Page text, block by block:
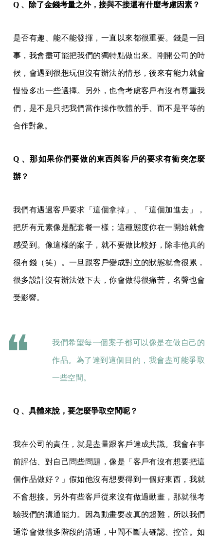
Q 、除了金錢考量之外，接與不接還有什麼考慮因素？
是否有趣、能不能發揮，一直以來都很重要。錢是一回
事，我會盡可能把我們的獨特點做出來。剛開公司的時
候，會遇到很想玩但沒有辦法的情形，後來有能力就會
慢慢多出一些選擇。另外，也會考慮客戶有沒有尊重我
們，是不是只把我們當作操作軟體的手、而不是平等的
合作對象。
Q 、那如果你們要做的東西與客戶的要求有衝突怎麼
辦？
我們有遇過客戶要求「這個拿掉」、「這個加進去」，
把所有元素像是配套餐一樣；這種態度你在一開始就會
感受到。像這樣的案子，就不要做比較好，除非他真的
很有錢（笑）。一旦跟客戶變成對立的狀態就會很累，
很多設計沒有辦法做下去，你會做得很痛苦，名聲也會
受影響。
我們希望每一個案子都可以像是在做自己的
作品。為了達到這個目的，我會盡可能爭取
一些空間。
Q 、具體來說，要怎麼爭取空間呢？
我在公司的責任，就是盡量跟客戶達成共識。我會在事
前評估、對自己問些問題，像是「客戶有沒有想要把這
個作品做好？」假如他沒有想要得到一個好東西，我就
不會想接。另外有些客戶從來沒有做過動畫，那就很考
驗我們的溝通能力。因為動畫要改真的超難，所以我們
通常會做很多階段的溝通，中間不斷去確認、控管。如